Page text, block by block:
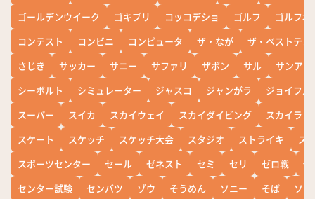
ゴールデンウイーク
ゴキブリ コッコデショ ゴルフ
ゴルフ場
コンテスト
コンビニ コンピュータ ザ・なが
ザ・ベストテン
さじき
サッカー サニー サファリ ザボン サル
サンアイ
シーボルト
シミュレーター ジャスコ ジャンがラ
ジョイフル
スーパー
スイカ スカイウェイ スカイダイビング
スカイラン
スケート
スケッチ スケッチ大会 スタジオ ストライキ
ス
スポーツセンター
セール ゼネスト セミ セリ ゼロ戦
ぜ
センター試験
センバツ ゾウ そうめん ソニー そば
ソ